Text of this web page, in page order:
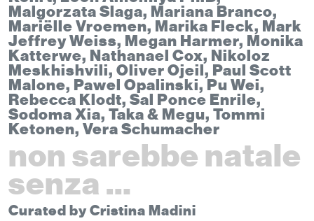
Malgorzata Slaga, Mariana Branco,
Mariëlle Vroemen, Marika Fleck, Mark
Jeffrey Weiss, Megan Harmer, Monika
Katterwe, Nathanael Cox, Nikoloz
Meskhishvili, Oliver Ojeil, Paul Scott
Malone, Pawel Opalinski, Pu Wei,
Rebecca Klodt, Sal Ponce Enrile,
Sodoma Xia, Taka & Megu, Tommi
Ketonen, Vera Schumacher
non sarebbe natale
senza …
Curated by Cristina Madini